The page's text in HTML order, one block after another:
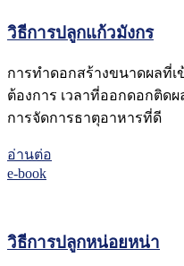
วิธีการปลูกแก้วมังกร
การทำดอกสร้างขนาดผลที่
ต้องการ เวลาที่ออกดอกติด
การจัดการธาตุอาหารที่ดี
อ่านต่อ
e-book
วิธีการปลูกหน่อยหน่า